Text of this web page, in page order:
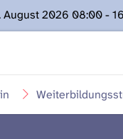
August 2026 08:00 -
Kontakt: